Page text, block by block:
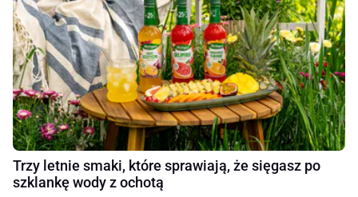
Trzy letnie smaki, które sprawiają, że sięgasz po
szklankę wody z ochotą